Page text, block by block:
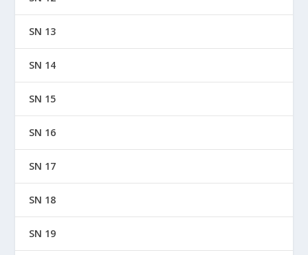
SN 13
SN 14
SN 15
SN 16
SN 17
SN 18
SN 19